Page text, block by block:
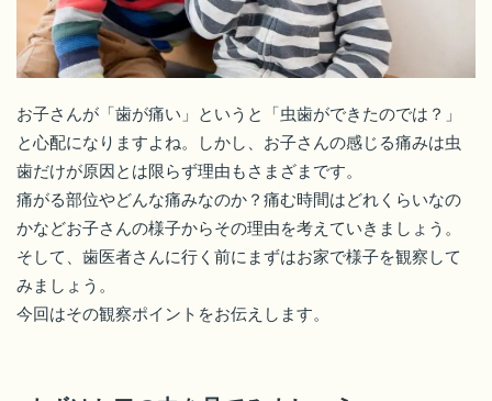
お子さんが「歯が痛い」というと「虫歯ができたのでは？」
と心配になりますよね。しかし、お子さんの感じる痛みは虫
歯だけが原因とは限らず理由もさまざまです。
痛がる部位やどんな痛みなのか？痛む時間はどれくらいなの
かなどお子さんの様子からその理由を考えていきましょう。
そして、歯医者さんに行く前にまずはお家で様子を観察して
みましょう。
今回はその観察ポイントをお伝えします。